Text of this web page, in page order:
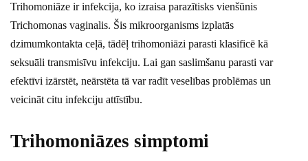
Trihomoniāze ir infekcija, ko izraisa parazītisks vienšūnis
Trichomonas vaginalis. Šis mikroorganisms izplatās
dzimumkontakta ceļā, tādēļ trihomoniāzi parasti klasificē kā
seksuāli transmisīvu infekciju. Lai gan saslimšanu parasti var
efektīvi izārstēt, neārstēta tā var radīt veselības problēmas un
veicināt citu infekciju attīstību.
Trihomoniāzes simptomi